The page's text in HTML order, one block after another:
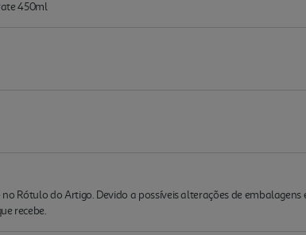
450ml
Rótulo do Artigo. Devido a possíveis alterações de
recebe.